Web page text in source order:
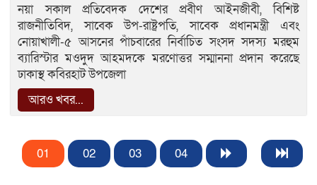
নয়া সকাল প্রতিবেদক দেশের প্রবীণ আইনজীবী, বিশিষ্ট
রাজনীতিবিদ, সাবেক উপ-রাষ্ট্রপতি, সাবেক প্রধানমন্ত্রী এবং
নোয়াখালী-৫ আসনের পাঁচবারের নির্বাচিত সংসদ সদস্য মরহুম
ব্যারিস্টার মওদুদ আহমদকে মরণোত্তর সম্মাননা প্রদান করেছে
ঢাকাস্থ কবিরহাট উপজেলা
আরও খবর...
01 02 03 04